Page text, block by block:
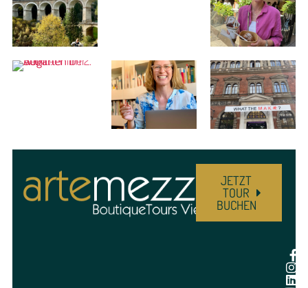
JETZT
TOUR
BUCHEN